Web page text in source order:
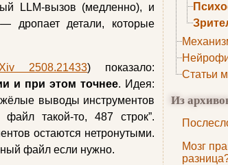
Статьи
Из
Мозг
LLM-вызов (медленно), и
дропает детали, которые
2508.21433) показало:
и при этом точнее. Идея:
выводы инструментов
такой-то, 487 строк”.
остаются нетронутыми.
файл если нужно.